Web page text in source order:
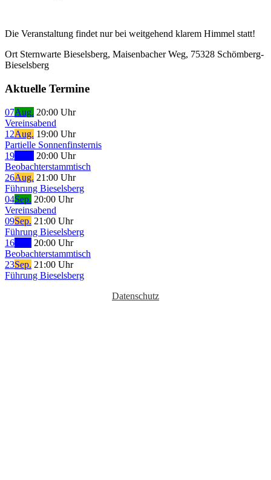
Die Veranstaltung findet nur bei weitgehend klarem Himmel statt!
Ort Sternwarte Bieselsberg, Maisenbacher Weg, 75328 Schömberg-
Bieselsberg
Aktuelle Termine
07Aug. 20:00 Uhr
Vereinsabend
12Aug. 19:00 Uhr
Partielle Sonnenfinsternis
19
20:00 Uhr
Beobachterstammtisch
26Aug. 21:00 Uhr
Führung Bieselsberg
04Sep. 20:00 Uhr
Vereinsabend
09Sep. 21:00 Uhr
Führung Bieselsberg
16
20:00 Uhr
Beobachterstammtisch
23Sep. 21:00 Uhr
Führung Bieselsberg
Datenschutz